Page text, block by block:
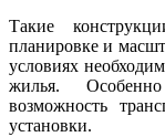
Такие конструкции отличаются высокой гибкостью в
планировке и
условиях
жилья.
возможность
установки.